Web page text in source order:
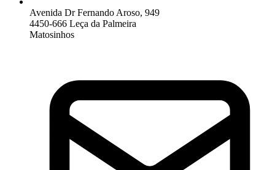
Avenida Dr Fernando Aroso, 949
4450-666 Leça da Palmeira
Matosinhos